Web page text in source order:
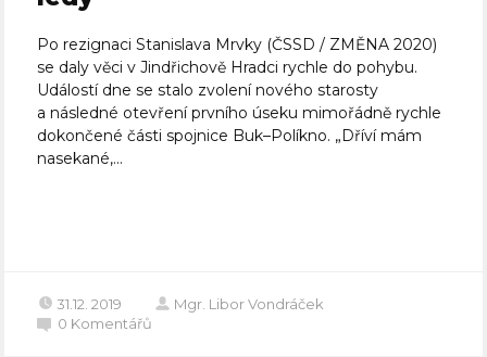
Po rezignaci Stanislava Mrvky (ČSSD / ZMĚNA 2020)
se daly věci v Jindřichově Hradci rychle do pohybu.
Událostí dne se stalo zvolení nového starosty
a následné otevření prvního úseku mimořádně rychle
dokončené části spojnice Buk–Políkno. „Dříví mám
nasekané,...
31.12. 2019
Mgr. Libor Vondráček
0 Komentářů